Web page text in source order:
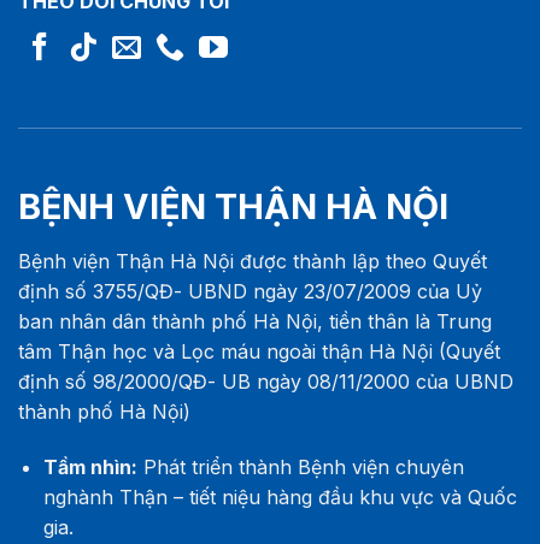
BỆNH VIỆN THẬN HÀ NỘI
Bệnh viện Thận Hà Nội được thành lập theo Quyết
định số 3755/QĐ- UBND ngày 23/07/2009 của Uỷ
ban nhân dân thành phố Hà Nội, tiền thân là Trung
tâm Thận học và Lọc máu ngoài thận Hà Nội (Quyết
định số 98/2000/QĐ- UB ngày 08/11/2000 của UBND
thành phố Hà Nội)
Tầm nhìn: Phát triển thành Bệnh viện chuyên
nghành Thận – tiết niệu hàng đầu khu vực và Quốc
gia.